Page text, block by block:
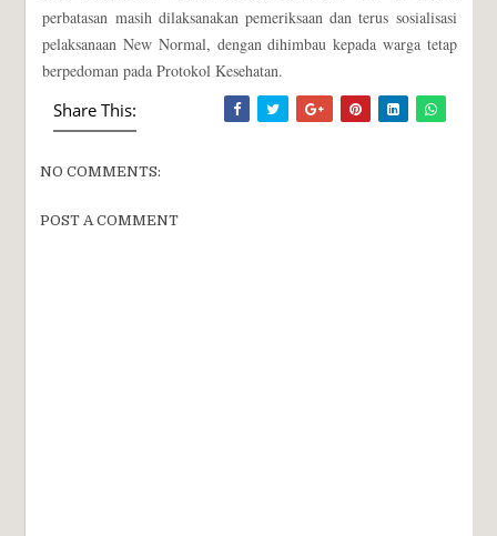
perbatasan masih dilaksanakan pemeriksaan dan terus sosialisasi
pelaksanaan New Normal, dengan dihimbau kepada warga tetap
berpedoman pada Protokol Kesehatan.
Share This:
NO COMMENTS:
POST A COMMENT